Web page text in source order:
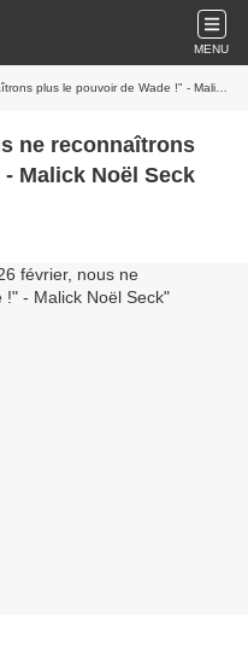
MENU
le pouvoir de Wade !" - Malick Noël Seck
ne reconnaîtrons
Malick Noël Seck